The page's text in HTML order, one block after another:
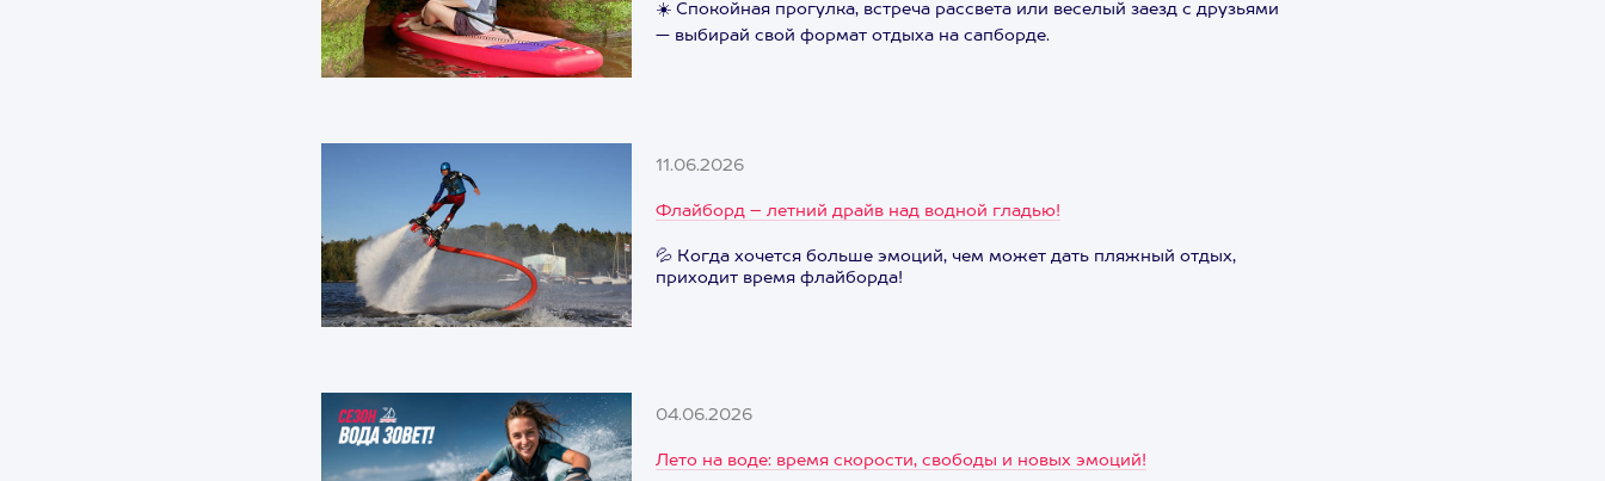
☀️ Спокойная прогулка, встреча рассвета или веселый заезд с друзьями
— выбирай свой формат отдыха на сапборде.
11.06.2026
Флайборд – летний драйв над водной гладью!
💦 Когда хочется больше эмоций, чем может дать пляжный отдых,
приходит время флайборда!
04.06.2026
Лето на воде: время скорости, свободы и новых эмоций!